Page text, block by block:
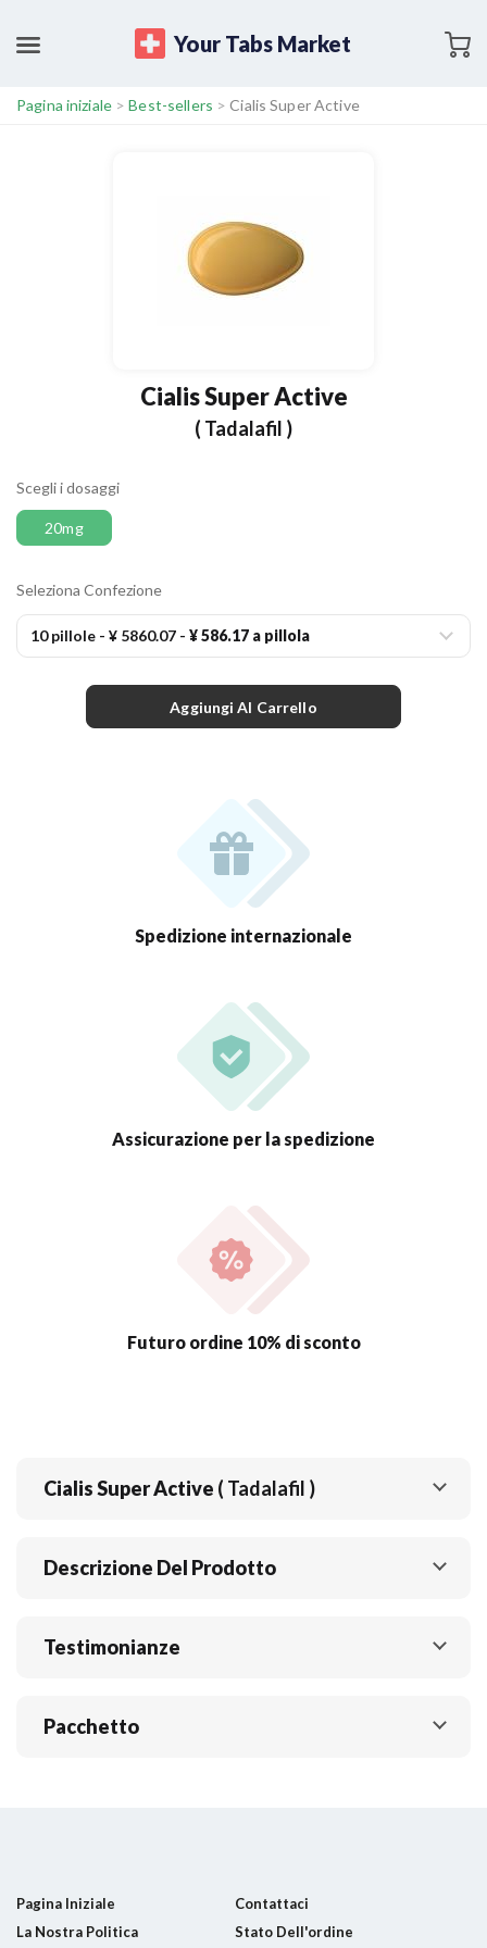
Your Tabs Market
Pagina iniziale>Best-sellers >Cialis Super Active
Cialis Super Active
( Tadalafil )
Scegli i dosaggi
20mg
Seleziona Confezione
10 pillole - ¥ 5860.07 - ¥ 586.17 a pillola
Aggiungi Al Carrello
Spedizione internazionale
Assicurazione per la spedizione
Futuro ordine 10% di sconto
Cialis Super Active ( Tadalafil )
Descrizione Del Prodotto
Testimonianze
Pacchetto
Pagina Iniziale
Contattaci
La Nostra Politica
Stato Dell'ordine